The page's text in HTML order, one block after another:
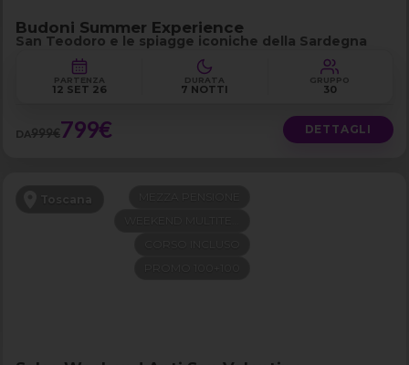
Budoni Summer Experience
San Teodoro e le spiagge iconiche della Sardegna
PARTENZA
12 SET 26
DURATA
7 NOTTI
GRUPPO
30
DA999€799€ DETTAGLI
Toscana